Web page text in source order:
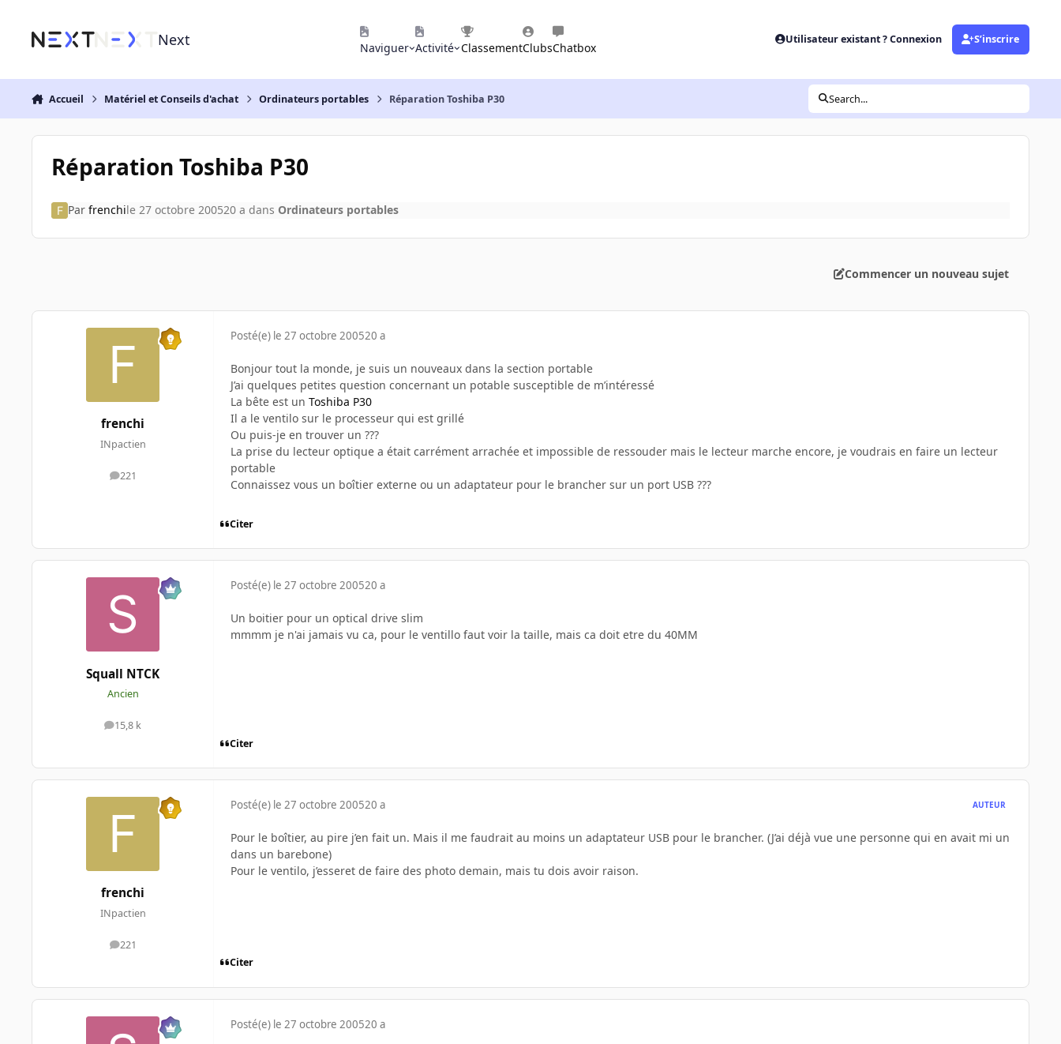
Next Naviguer Activité ClassementClubsChatbox
Utilisateur existant ? Connexion S’inscrire
Accueil Matériel et Conseils d'achat Ordinateurs portables Réparation Toshiba P30 Search...
Réparation Toshiba P30
Par frenchile 27 octobre 200520 a dans Ordinateurs portables
Commencer un nouveau sujet
frenchi
INpactien
221
messages
Posté(e) le 27 octobre 200520 a
Bonjour tout la monde, je suis un nouveaux dans la section portable
J’ai quelques petites question concernant un potable susceptible de m’intéressé
La bête est un Toshiba P30
Il a le ventilo sur le processeur qui est grillé
Ou puis-je en trouver un ???
La prise du lecteur optique a était carrément arrachée et impossible de ressouder mais le lecteur marche encore, je voudrais en faire un lecteur
portable
Connaissez vous un boîtier externe ou un adaptateur pour le brancher sur un port USB ???
Citer
Squall NTCK
Ancien
15,8 k
messages
Posté(e) le 27 octobre 200520 a
Un boitier pour un optical drive slim
mmmm je n'ai jamais vu ca, pour le ventillo faut voir la taille, mais ca doit etre du 40MM
Citer
frenchi
INpactien
221
messages
Posté(e) le 27 octobre 200520 a AUTEUR
Pour le boîtier, au pire j’en fait un. Mais il me faudrait au moins un adaptateur USB pour le brancher. (J’ai déjà vue une personne qui en avait mi un
dans un barebone)
Pour le ventilo, j’esseret de faire des photo demain, mais tu dois avoir raison.
Citer
Posté(e) le 27 octobre 200520 a